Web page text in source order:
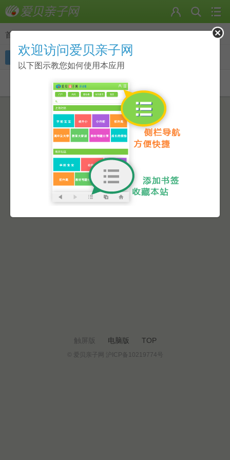
首页
全部 在线好友 黑名单 好友请求
当前共有0个好友
触屏版 电脑版 TOP
© 爱贝亲子网 沪ICP备10219774号
欢迎访问爱贝亲子网
以下图示教您如何使用本应用